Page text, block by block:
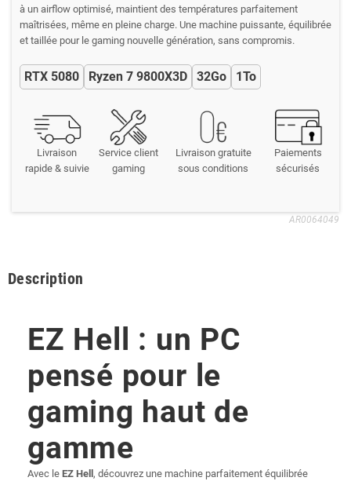
à un airflow optimisé, maintient des températures parfaitement
maîtrisées, même en pleine charge. Une machine puissante, équilibrée
et taillée pour le gaming nouvelle génération, sans compromis.
RTX 5080 Ryzen 7 9800X3D 32Go 1To
Livraison
rapide & suivie
Service client
gaming
Livraison gratuite
sous conditions
Paiements
sécurisés
AR0064049
Description
EZ Hell : un PC
pensé pour le
gaming haut de
gamme
Avec le EZ Hell , découvrez une machine parfaitement équilibrée